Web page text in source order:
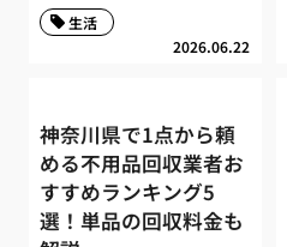
2026.06.22
生活
神奈川県で1点から頼
める不用品回収業者お
すすめランキング5
選！単品の回収料金も